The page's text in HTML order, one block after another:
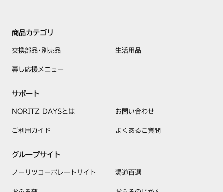
商品カテゴリ
交換部品･別売品 生活用品
暮し応援メニュー
サポート
NORITZ DAYSとは お問い合わせ
ご利用ガイド よくあるご質問
グループサイト
ノーリツコーポレートサイト 湯道百選